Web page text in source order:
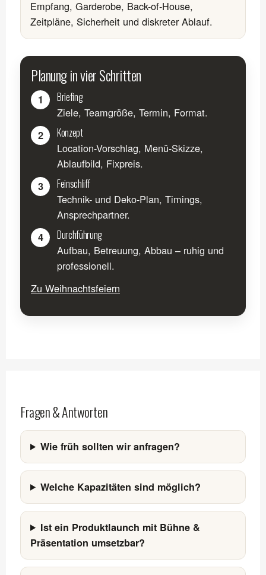
Empfang, Garderobe, Back-of-House,
Zeitpläne, Sicherheit und diskreter Ablauf.
Planung in vier Schritten
1
Briefing
Ziele, Teamgröße, Termin, Format.
2
Konzept
Location-Vorschlag, Menü-Skizze,
Ablaufbild, Fixpreis.
3
Feinschliff
Technik- und Deko-Plan, Timings,
Ansprechpartner.
4
Durchführung
Aufbau, Betreuung, Abbau – ruhig und
professionell.
Zu Weihnachtsfeiern
Fragen & Antworten
Wie früh sollten wir anfragen?
Welche Kapazitäten sind möglich?
Ist ein Produktlaunch mit Bühne &
Präsentation umsetzbar?